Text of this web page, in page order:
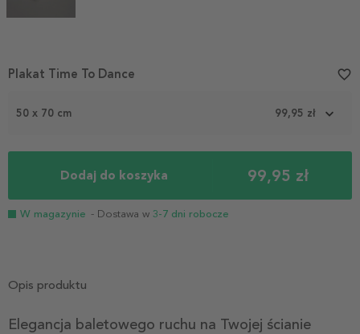
Item
50 x 70 cm 99,95 zł
Dodaj do koszyka 99,95 zł
W magazynie - Dostawa w 3-7 dni robocze
Plakat Time To Dance favorite_border
Opis produktu
Elegancja baletowego ruchu na Twojej ścianie